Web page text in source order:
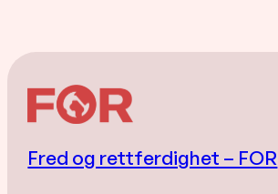
Fred og rettferdighet – FOR